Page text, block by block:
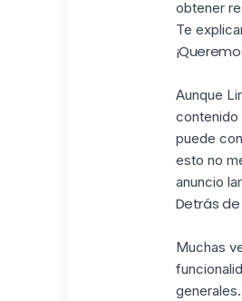
obtener
Te
Aunque
contenido
puede
esto no
anuncio
Detrás
Muchas